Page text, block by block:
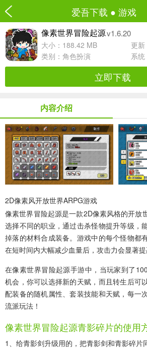
爱吾下载 ● 游戏
像素世界冒险起源v1.6.20
大小：188.42 MB
更
类别： 角色扮演 系
立即下载
内容介绍
2D像素风开放世界ARPG游戏
像素世界冒险起源是一款2D像素风格的开放
选择不同的职业，通过击杀怪物提升等级，
掉落的材料合成装备。游戏中的每个怪物都
在短时间内大幅减少血量后，攻击力会显著提
在像素世界冒险起源手游中，当玩家到了
机会，你可以选择新的天赋，而且转生后可
配装备的随机属性、套装技能和天赋，每一
流派玩法！
像素世界冒险起源青影碎片的使用
1、给青影剑升级用的，把青影剑和青影碎片